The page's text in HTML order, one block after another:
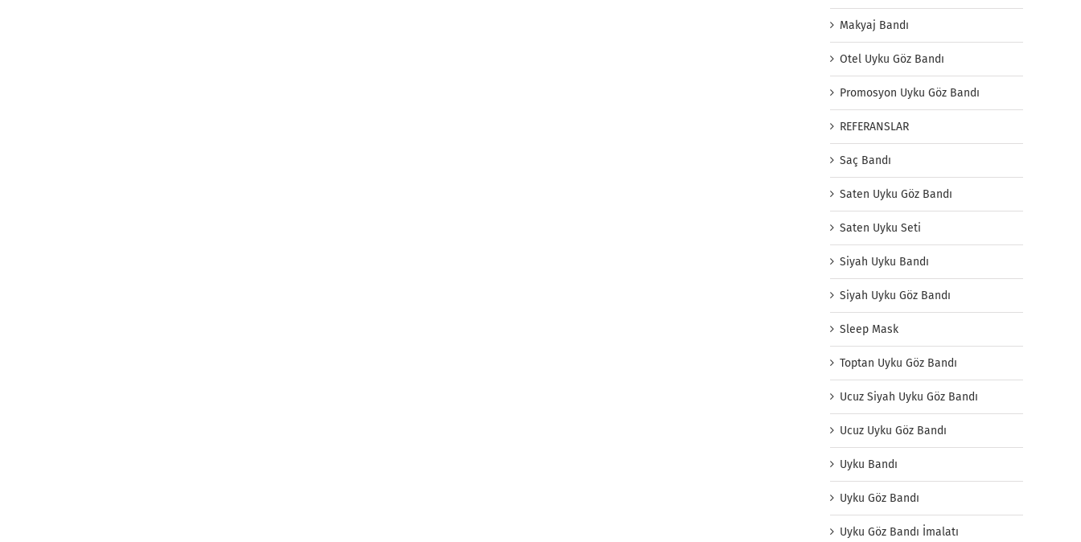
Makyaj Bandı
Otel Uyku Göz Bandı
Promosyon Uyku Göz Bandı
REFERANSLAR
Saç Bandı
Saten Uyku Göz Bandı
Saten Uyku Seti
Siyah Uyku Bandı
Siyah Uyku Göz Bandı
Sleep Mask
Toptan Uyku Göz Bandı
Ucuz Siyah Uyku Göz Bandı
Ucuz Uyku Göz Bandı
Uyku Bandı
Uyku Göz Bandı
Uyku Göz Bandı İmalatı